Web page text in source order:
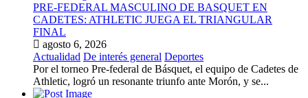
PRE-FEDERAL MASCULINO DE BASQUET EN
CADETES: ATHLETIC JUEGA EL TRIANGULAR
FINAL
agosto 6, 2026
Actualidad De interés general Deportes
Por el torneo Pre-federal de Básquet, el equipo de Cadetes de
Athletic, logró un resonante triunfo ante Morón, y se...